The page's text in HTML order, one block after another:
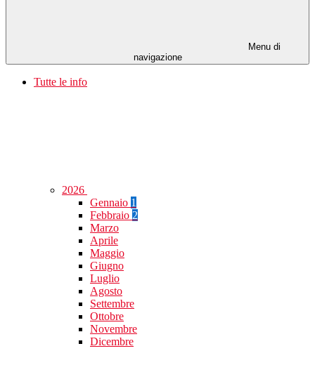
Menu di
navigazione
Tutte le info
2026
Gennaio 1
Febbraio 2
Marzo
Aprile
Maggio
Giugno
Luglio
Agosto
Settembre
Ottobre
Novembre
Dicembre